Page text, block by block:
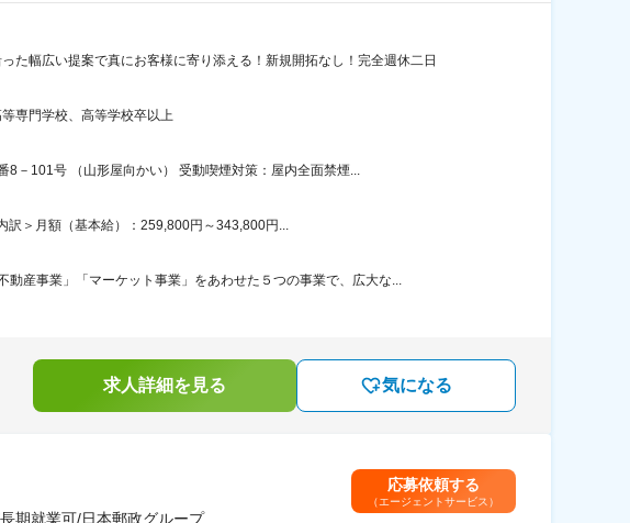
た幅広い提案で真にお客様に寄り添える！新規開拓なし！完全週休二日
専門学校、高等学校卒以上
8－101号 （山形屋向かい） 受動喫煙対策：屋内全面禁煙...
訳＞月額（基本給）：259,800円～343,800円...
産事業」「マーケット事業」をあわせた５つの事業で、広大な...
求人詳細を見る 気になる
期就業可/日本郵政グループ
応募依頼する
（エージェントサービス）